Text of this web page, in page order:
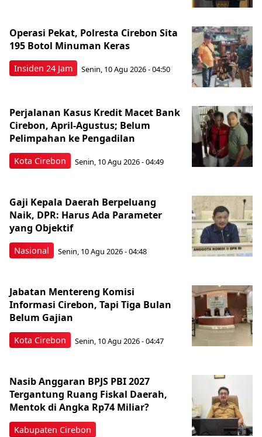
Insiden 24 Jam
Operasi Pekat, Polresta Cirebon Sita
195 Botol Minuman Keras
Senin, 10 Agu 2026 - 04:50
Kota Cirebon
Perjalanan Kasus Kredit Macet Bank
Cirebon, April-Agustus; Belum
Pelimpahan ke Pengadilan
Senin, 10 Agu 2026 - 04:49
Nasional
Gaji Kepala Daerah Berpeluang
Naik, DPR: Harus Ada Parameter
yang Objektif
Senin, 10 Agu 2026 - 04:48
Kota Cirebon
Jabatan Mentereng Komisi
Informasi Cirebon, Tapi Tiga Bulan
Belum Gajian
Senin, 10 Agu 2026 - 04:47
Kabupaten Cirebon
Nasib Anggaran BPJS PBI 2027
Tergantung Ruang Fiskal Daerah,
Mentok di Angka Rp74 Miliar?